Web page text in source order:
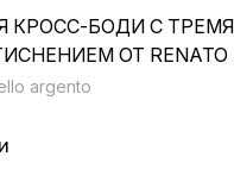
КРОСС-БОДИ С
ОТ RENATO
argento